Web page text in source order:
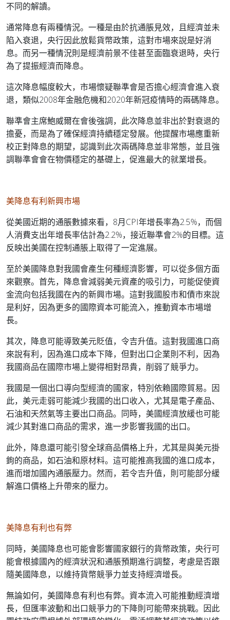
不同的解讀。
通常降息有兩種情況。一種是由於抗通脹見效，且經濟並未
陷入衰退，央行因此放鬆貨幣政策，這對市場來說是好消
息。而另一種情況則是經濟前景不佳甚至面臨衰退時，央行
為了提振經濟而降息。
這次降息幅度較大，市場懷疑聯準會是否擔心經濟會進入衰
退，類似2008年金融危機和2020年新冠疫情時的兩碼降息。
聯準會主席鮑威爾在會後強調，此次降息並非出於對衰退的
擔憂，而是為了確保經濟持續穩定發展。他提醒市場應重新
校正對降息的期望，認識到此次兩碼降息並非常態，並且強
調聯準會會在物價穩定的基礎上，促進最大的就業增長。
美降息有利新興市場
從美國近期的通脹數據來看，8月CPI年增長率為2.5%，而個
人消費支出年增長率估計為2.2%，接近聯準會2%的目標。這
反映出美國在控制通脹上取得了一定進展。
至於美國降息對我國會產生何種經濟影響，可以從多個方面
來觀察。首先，降息會減弱美元資產的吸引力，可能促使資
金流向包括我國在內的新興市場。這對我國股市和債市來說
是利好，因為更多的國際資本可能流入，推動資本市場增
長。
其次，降息可能導致美元貶值，令吉升值。這對我國進口商
來說有利，因為進口成本下降，但對出口企業則不利，因為
我國商品在國際市場上變得相對昂貴，削弱了競爭力。
我國是一個出口導向型經濟的國家，特別依賴國際貿易。因
此，美元走弱可能減少我國的出口收入，尤其是電子產品、
石油和天然氣等主要出口商品。同時，美國經濟放緩也可能
減少其對進口商品的需求，進一步影響我國的出口。
此外，降息還可能引發全球商品價格上升，尤其是與美元掛
鉤的商品，如石油和原材料。這可能推高我國的進口成本，
進而增加國內通脹壓力。然而，若令吉升值，則可能部分緩
解進口價格上升帶來的壓力。
美降息有利也有弊
同時，美國降息也可能會影響國家銀行的貨幣政策，央行可
能會根據國內的經濟狀況和通脹預期進行調整，考慮是否跟
隨美國降息，以維持貨幣競爭力並支持經濟增長。
無論如何，美國降息有利也有弊。資本流入可能推動經濟增
長，但匯率波動和出口競爭力的下降則可能帶來挑戰。因此